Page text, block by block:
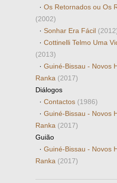
· Os Retornados ou Os
(2002)
· Sonhar Era Fácil
· Cottinelli Telmo Uma
(2013)
· Guiné-Bissau - Novos
Ranka (2017)
Diálogos
· Contactos (1986)
· Guiné-Bissau - Novos
Ranka (2017)
Guião
· Guiné-Bissau - Novos
Ranka (2017)